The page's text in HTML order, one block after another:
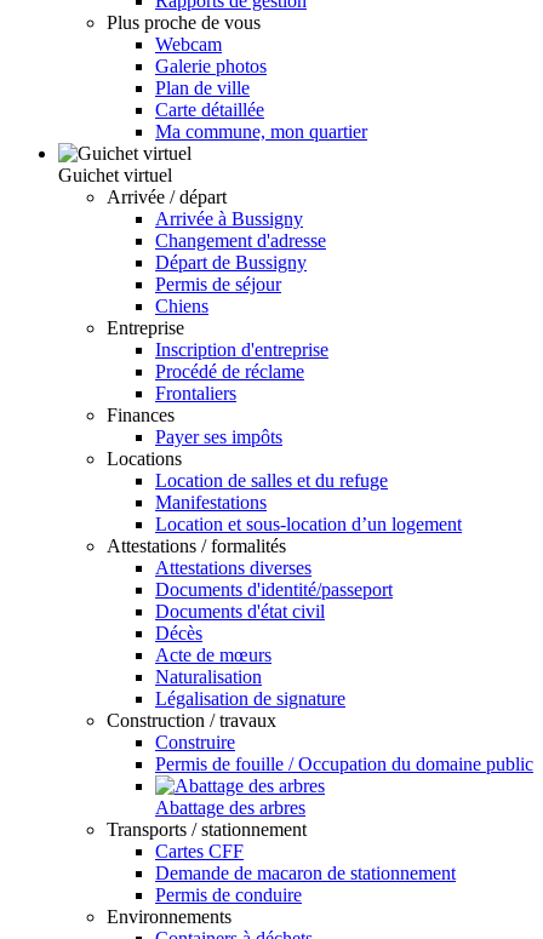
Plus proche de vous
Webcam
Galerie photos
Plan de ville
Carte détaillée
Ma commune, mon quartier
Guichet virtuel
Arrivée / départ
Arrivée à Bussigny
Changement d'adresse
Départ de Bussigny
Permis de séjour
Chiens
Entreprise
Inscription d'entreprise
Procédé de réclame
Frontaliers
Finances
Payer ses impôts
Locations
Location de salles et du refuge
Manifestations
Location et sous-location d’un logement
Attestations / formalités
Attestations diverses
Documents d'identité/passeport
Documents d'état civil
Décès
Acte de mœurs
Naturalisation
Légalisation de signature
Construction / travaux
Construire
Permis de fouille / Occupation du domaine public
Abattage des arbres
Transports / stationnement
Cartes CFF
Demande de macaron de stationnement
Permis de conduire
Environnements